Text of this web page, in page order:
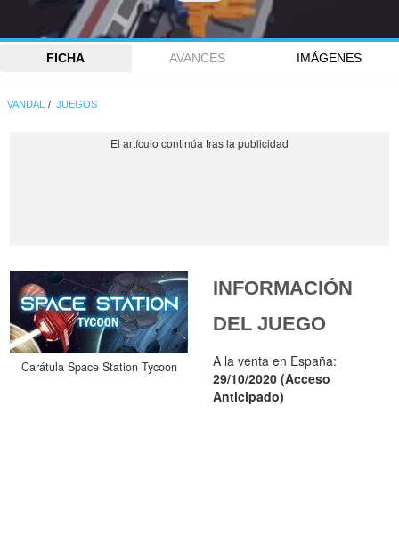
FICHA AVANCES IMÁGENES
VANDAL JUEGOS
Carátula Space Station Tycoon
INFORMACIÓN
DEL JUEGO
A la venta en España:
29/10/2020 (Acceso
Anticipado)